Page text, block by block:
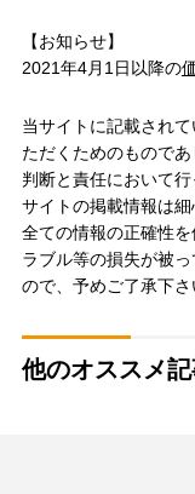
【お知らせ】
2021年4月1日以降の
当サイトに記載され
ただくためのもので
判断と責任において
サイトの掲載情報は
全ての情報の正確性
ラブル等の損失が被
ので、予めご了承下さ
他のオススメ